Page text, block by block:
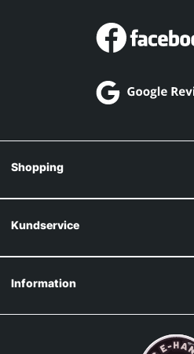
Shopping
Kundservice
Information